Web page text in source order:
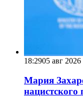
18:2905 авг 2026
Мария
нацистского